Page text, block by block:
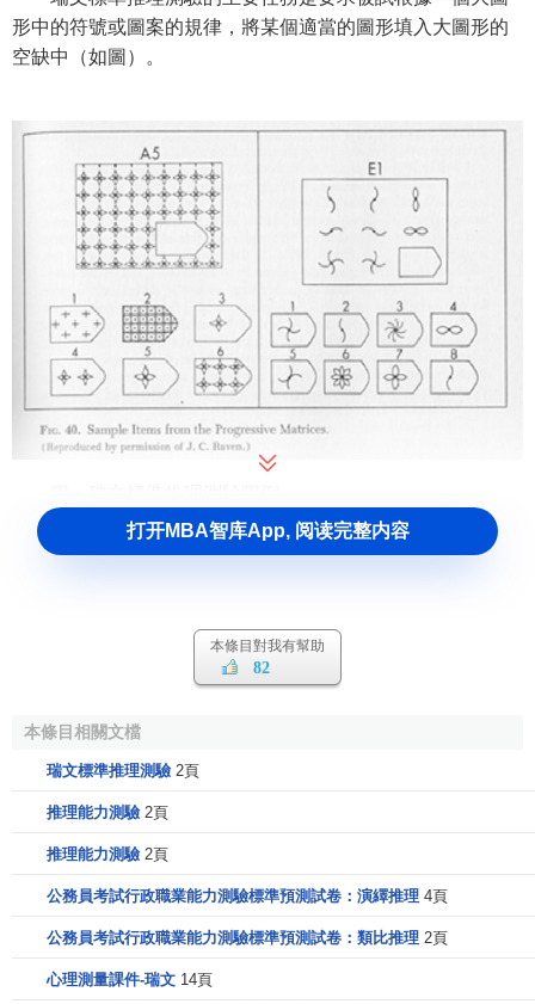
形中的符號或圖案的規律，將某個適當的圖形填入大圖形的
空缺中（如圖）。
1947年和1956年，瑞文又對該測驗做了小規模的修訂。
Matrice，簡稱CPM）和適用於高智力水平者的
（Raven’s Advance Progress Matrice，簡稱APM）。這
些測驗自問世以來，許多國家對它做了修訂，使用至今。
瑞文標準推理測驗主要測量人的推理能力、清晰知覺和
思維以及發現和利用自己所需信息等與人們有效地適應社會
生活有關的能力。
該測驗共有60個題目，依次分為A、B、C、D、E五組，
易到難排列。每組題目所用解題思路基本一致，但各組之間
有差異。直觀上，A組題目主要測視覺辨別、圖形比較、圖形
想像等；B組題目主要測類同、比較、圖形組合等；C組題目
打开MBA智库App, 阅读完整内容
本條目對我有幫助
82
本條目相關文檔
瑞文標準推理測驗 2頁
推理能力測驗 2頁
推理能力測驗 2頁
公務員考試行政職業能力測驗標準預測試卷：演繹推理 4頁
公務員考試行政職業能力測驗標準預測試卷：類比推理 2頁
心理測量課件-瑞文 14頁